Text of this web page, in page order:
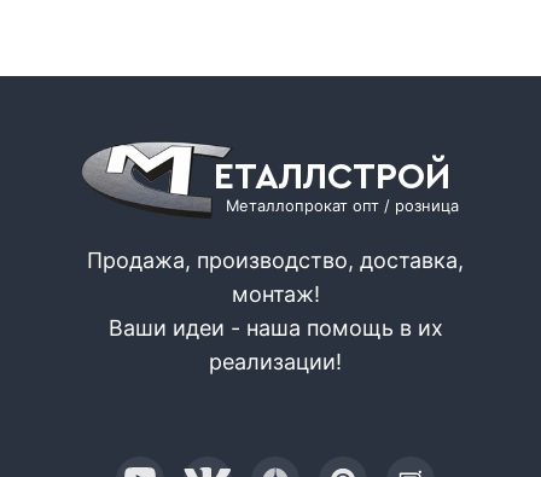
ЕТАЛЛСТРОЙ
Металлопрокат опт / розница
Продажа, производство, доставка,
монтаж!
Ваши идеи - наша помощь в их
реализации!